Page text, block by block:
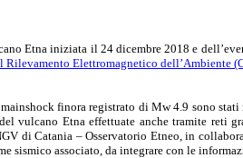
Etna iniziata il 24 dicembre 2018 e
Elettromagnetico dell’Ambiente
finora registrato di Mw 4.9 sono
vulcano Etna effettuate anche tramite reti
di Catania – Osservatorio Etneo, in
sismico associato, da integrare con le